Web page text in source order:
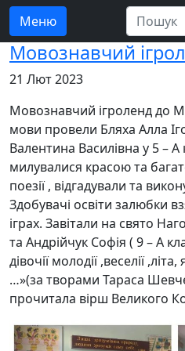
Меню
Мовознавчий
21 Лют 2023
Мовознавчий ігроленд до
мови провели Бляха Алла
Валентина Василівна у 5 – А
милувалися красою та
поезії , відгадували та
Здобувачі освіти залюбки
іграх. Завітали на свято
та Андрійчук Софія ( 9 – А
дівочії молодії ,веселії
…»(за творами Тараса
прочитала вірш Великого